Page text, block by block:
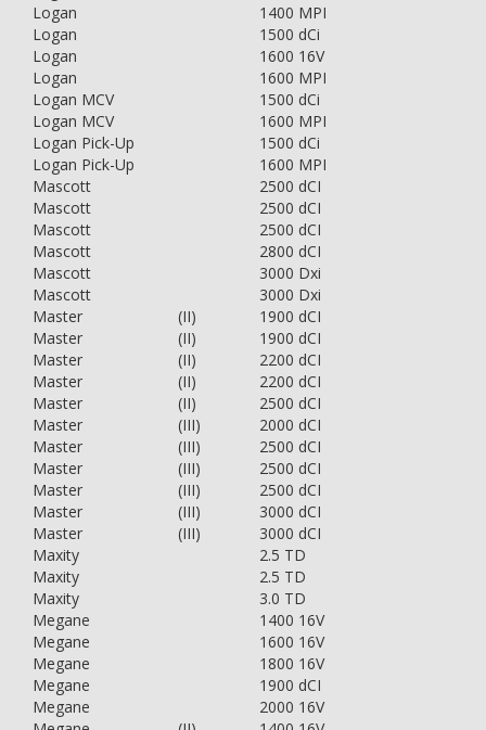
Logan
1400 MPI
Logan
1500 dCi
Logan
1600 16V
Logan
1600 MPI
Logan MCV
1500 dCi
Logan MCV
1600 MPI
Logan Pick-Up
1500 dCi
Logan Pick-Up
1600 MPI
Mascott
2500 dCI
Mascott
2500 dCI
Mascott
2500 dCI
Mascott
2800 dCI
Mascott
3000 Dxi
Mascott
3000 Dxi
Master
(II)
1900 dCI
Master
(II)
1900 dCI
Master
(II)
2200 dCI
Master
(II)
2200 dCI
Master
(II)
2500 dCI
Master
(III)
2000 dCI
Master
(III)
2500 dCI
Master
(III)
2500 dCI
Master
(III)
2500 dCI
Master
(III)
3000 dCI
Master
(III)
3000 dCI
Maxity
2.5 TD
Maxity
2.5 TD
Maxity
3.0 TD
Megane
1400 16V
Megane
1600 16V
Megane
1800 16V
Megane
1900 dCI
Megane
2000 16V